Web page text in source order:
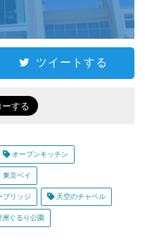
ツイートする
オープンキッチン
京ベイ
リッジ 天空のチャペル
ぐるり公園